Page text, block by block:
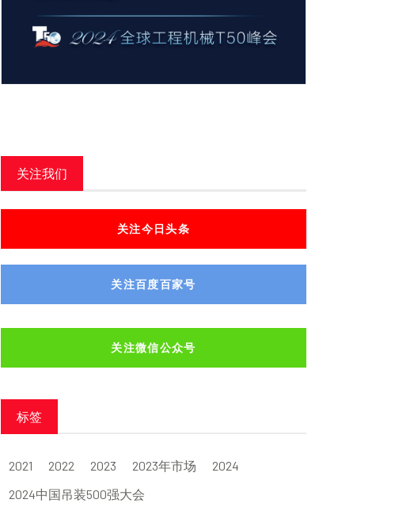
关注我们
关注今日头条
关注百度百家号
关注微信公众号
标签
2021 2022 2023 2023年市场
2024
2024中国吊装500强大会